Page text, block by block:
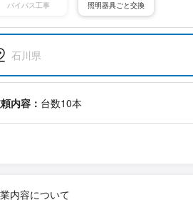
バイパス工事 照明器具ごと交換
石川県
内容： 台数10本
内容について